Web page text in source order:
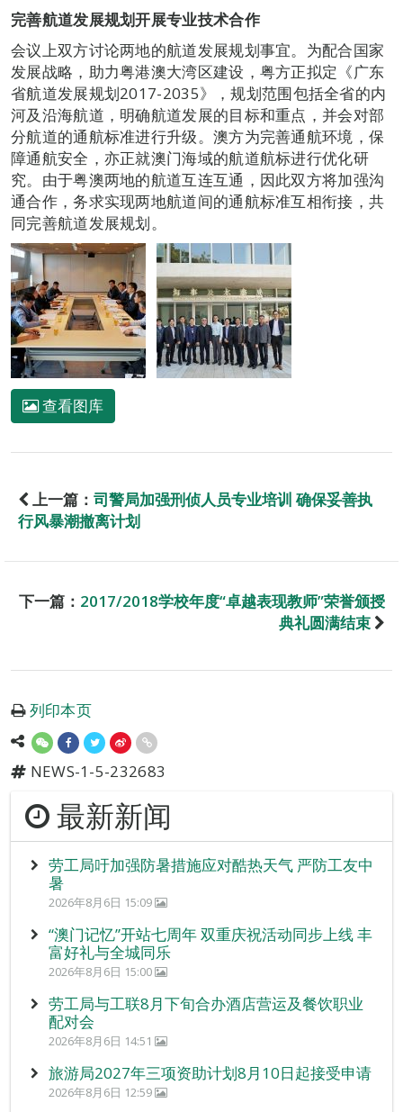
完善航道发展规划开展专业技术合作
会议上双方讨论两地的航道发展规划事宜。为配合国家
发展战略，助力粤港澳大湾区建设，粤方正拟定《广东
省航道发展规划2017-2035》，规划范围包括全省的内
河及沿海航道，明确航道发展的目标和重点，并会对部
分航道的通航标准进行升级。澳方为完善通航环境，保
障通航安全，亦正就澳门海域的航道航标进行优化研
究。由于粤澳两地的航道互连互通，因此双方将加强沟
通合作，务求实现两地航道间的通航标准互相衔接，共
同完善航道发展规划。
查看图库
上一篇： 司警局加强刑侦人员专业培训 确保妥善执
行风暴潮撤离计划
下一篇： 2017/2018学校年度“卓越表现教师”荣誉颁授
典礼圆满结束
列印本页
NEWS-1-5-232683
最新新闻
劳工局吁加强防暑措施应对酷热天气 严防工友中
暑
2026年8月6日 15:09
“澳门记忆”开站七周年 双重庆祝活动同步上线 丰
富好礼与全城同乐
2026年8月6日 15:00
劳工局与工联8月下旬合办酒店营运及餐饮职业
配对会
2026年8月6日 14:51
旅游局2027年三项资助计划8月10日起接受申请
2026年8月6日 12:59